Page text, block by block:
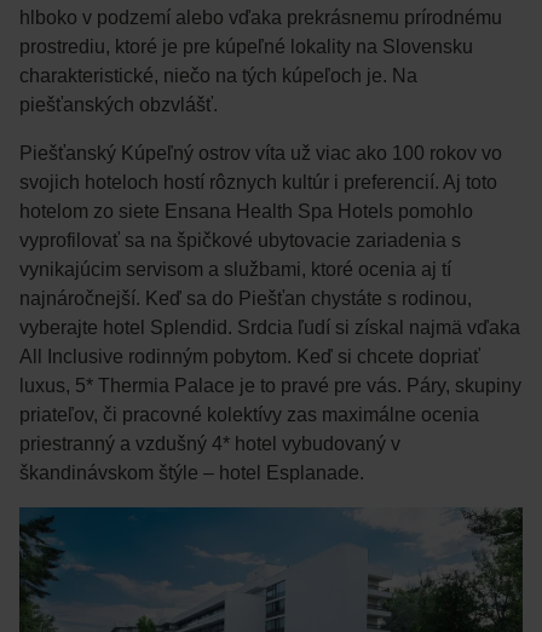
hlboko v podzemí alebo vďaka prekrásnemu prírodnému
prostrediu, ktoré je pre kúpeľné lokality na Slovensku
charakteristické, niečo na tých kúpeľoch je. Na
piešťanských obzvlášť.
Piešťanský Kúpeľný ostrov víta už viac ako 100 rokov vo
svojich hoteloch hostí rôznych kultúr i preferencií. Aj toto
hotelom zo siete Ensana Health Spa Hotels pomohlo
vyprofilovať sa na špičkové ubytovacie zariadenia s
vynikajúcim servisom a službami, ktoré ocenia aj tí
najnáročnejší. Keď sa do Piešťan chystáte s rodinou,
vyberajte hotel Splendid. Srdcia ľudí si získal najmä vďaka
All Inclusive rodinným pobytom. Keď si chcete dopriať
luxus, 5* Thermia Palace je to pravé pre vás. Páry, skupiny
priateľov, či pracovné kolektívy zas maximálne ocenia
priestranný a vzdušný 4* hotel vybudovaný v
škandinávskom štýle – hotel Esplanade.